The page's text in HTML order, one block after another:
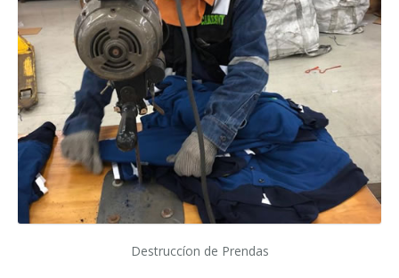
Destruccíon de Prendas